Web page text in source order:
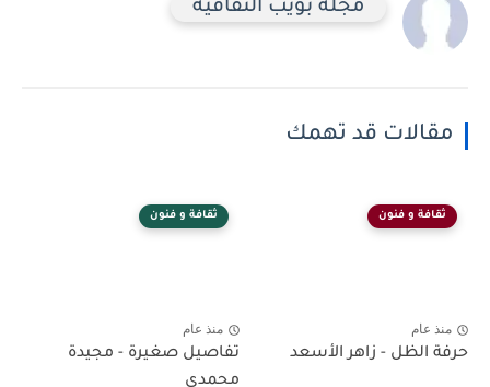
مجلة بويب الثقافية
مقالات قد تهمك
ثقافة و فنون
منذ عام
حرفة الظل - زاهر الأسعد
ثقافة و فنون
منذ عام
تفاصيل صغيرة - مجيدة
محمدي